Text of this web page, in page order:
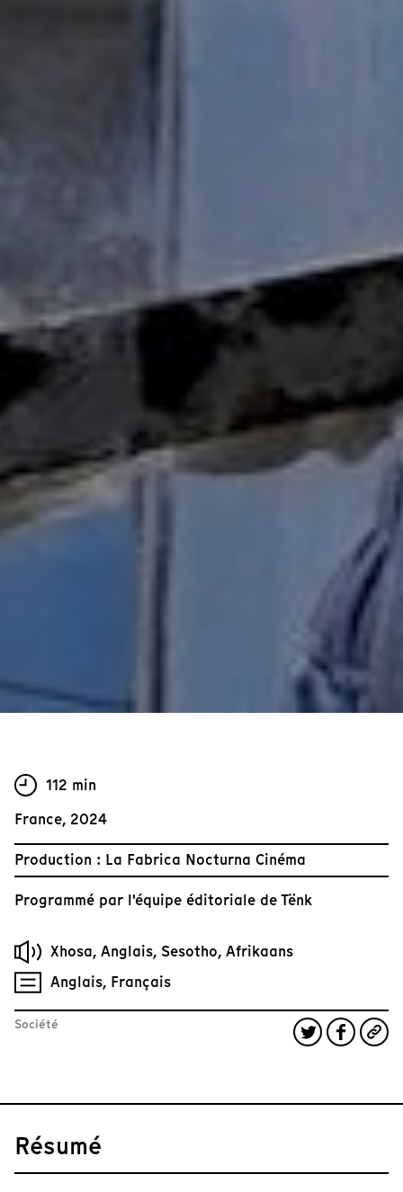
112 min
France, 2024
Production : La Fabrica Nocturna Cinéma
Programmé par l'équipe éditoriale de Tënk
Xhosa, Anglais, Sesotho, Afrikaans
Anglais, Français
Société
Résumé